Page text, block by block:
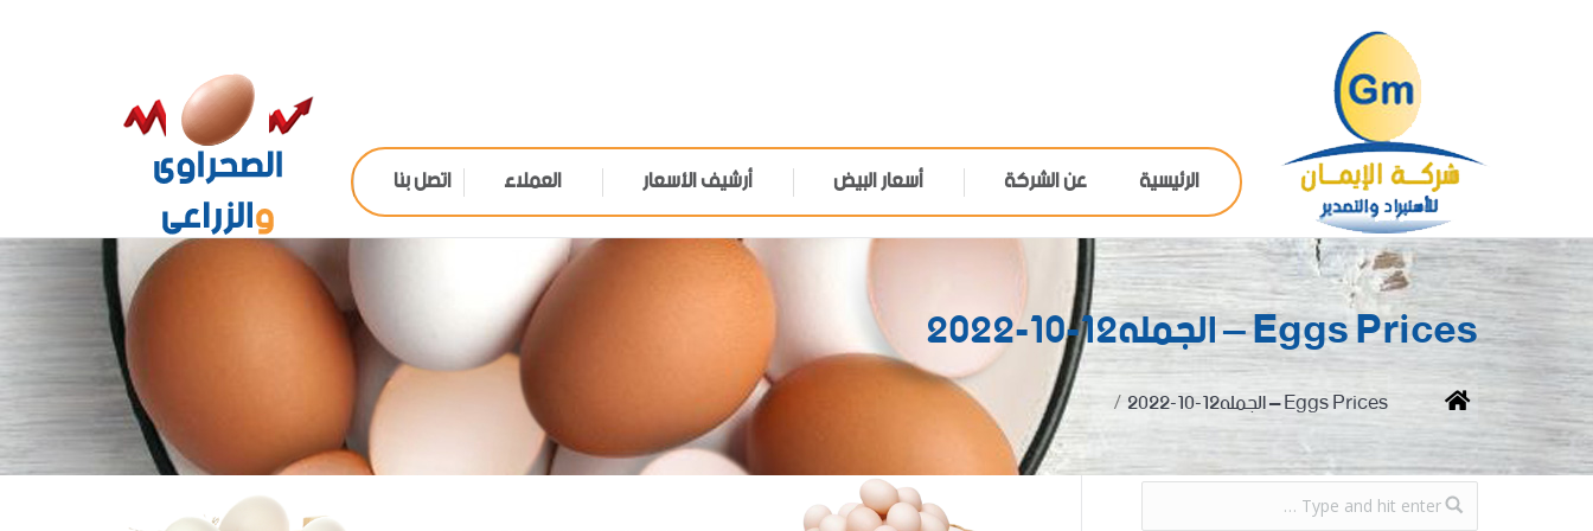
الرئيسية عن الشركة أسعار البيض أرشيف الأسعار العملاء اتصل بنا
Eggs Prices – الجمله12-10-2022
You are here:
Home Eggs Prices – الجمله12-10-2022